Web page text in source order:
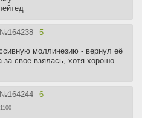
воды небольшое (5-20л), то
прямо из крана. Конечно при
горячей из того же крана.
купи садовый шланг и просто
или душу. Можно вообще
заливке. Через этот же шланг
воду из аквариума в унитаз
если у тебя дома стоят
№164238 5
моллинезию - вернул её
за свое взялась, хотя хорошо
№164244 6